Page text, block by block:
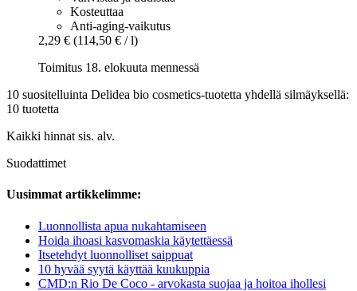
Kosteuttaa
Anti-aging-vaikutus
2,29 € (114,50 € / l)
Toimitus 18. elokuuta mennessä
10 suositelluinta Delidea bio cosmetics-tuotetta yhdellä silmäyksellä:
10 tuotetta
Kaikki hinnat sis. alv.
Suodattimet
Uusimmat artikkelimme:
Luonnollista apua nukahtamiseen
Hoida ihoasi kasvomaskia käytettäessä
Itsetehdyt luonnolliset saippuat
10 hyvää syytä käyttää kuukuppia
CMD:n Rio De Coco - arvokasta suojaa ja hoitoa ihollesi